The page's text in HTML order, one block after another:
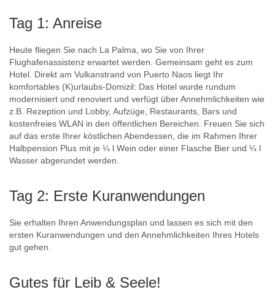
Tag 1: Anreise
Heute fliegen Sie nach La Palma, wo Sie von Ihrer
Flughafenassistenz erwartet werden. Gemeinsam geht es zum
Hotel. Direkt am Vulkanstrand von Puerto Naos liegt Ihr
komfortables (K)urlaubs-Domizil: Das Hotel wurde rundum
modernisiert und renoviert und verfügt über Annehmlichkeiten wie
z.B. Rezeption und Lobby, Aufzüge, Restaurants, Bars und
kostenfreies WLAN in den öffentlichen Bereichen. Freuen Sie sich
auf das erste Ihrer köstlichen Abendessen, die im Rahmen Ihrer
Halbpension Plus mit je ¼ l Wein oder einer Flasche Bier und ¼ l
Wasser abgerundet werden.
Tag 2: Erste Kuranwendungen
Sie erhalten Ihren Anwendungsplan und lassen es sich mit den
ersten Kuranwendungen und den Annehmlichkeiten Ihres Hotels
gut gehen.
Gutes für Leib & Seele!